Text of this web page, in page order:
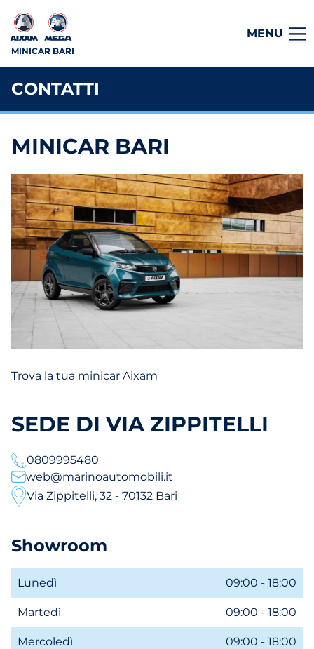
MINICAR BARI
MENU
CONTATTI
MINICAR BARI
Trova la tua minicar Aixam
SEDE DI VIA ZIPPITELLI
0809995480
web@marinoautomobili.it
Via Zippitelli, 32 - 70132 Bari
Showroom
Lunedì 09:00 - 18:00
Martedì 09:00 - 18:00
Mercoledì 09:00 - 18:00